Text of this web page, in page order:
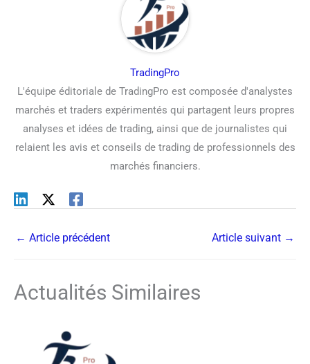
TradingPro
L'équipe éditoriale de TradingPro est composée d'analystes
marchés et traders expérimentés qui partagent leurs propres
analyses et idées de trading, ainsi que de journalistes qui
relaient les avis et conseils de trading de professionnels des
marchés financiers.
← Article précédent Article suivant →
Actualités Similaires